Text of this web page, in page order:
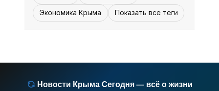
Экономика Крыма Показать все теги
Новости Крыма Сегодня — всё о жизни